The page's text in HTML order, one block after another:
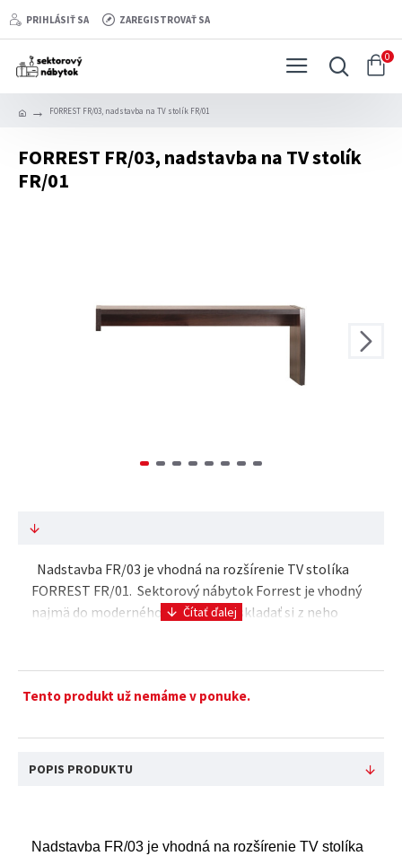
PRIHLÁSIŤ SA ZAREGISTROVAŤ SA
0
FORREST FR/03, nadstavba na TV stolík FR/01
FORREST FR/03, nadstavba na TV stolík
FR/01
Nadstavba FR/03 je vhodná na rozšírenie TV stolíka
FORREST FR/01. Sektorový nábytok Forrest je vhodný
najmä do moderného interiéru. Vyskladať si z neho
Tento produkt už nemáme v ponuke.
POPIS PRODUKTU
Nadstavba FR/03 je vhodná na rozšírenie TV stolíka